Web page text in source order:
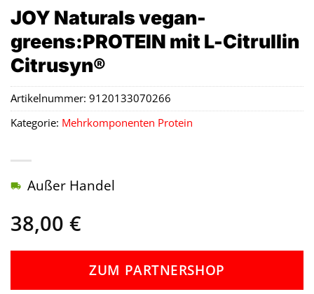
JOY Naturals vegan-
greens:PROTEIN mit L-Citrullin
Citrusyn®
38,00 €
Außer Handel
ZUM PARTNERSHOP
Artikelnummer: 9120133070266
Kategorie: Mehrkomponenten Protein